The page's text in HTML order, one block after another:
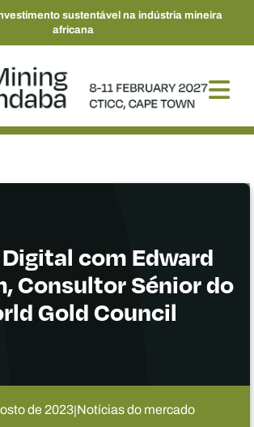
sustentável na indústria mineira
africana
com Edward
Consultor Sénior do
Gold Council
de 2023|Notícias do mercado